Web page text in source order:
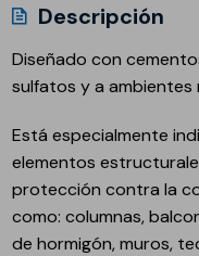
Descripción
Diseñado con
sulfatos y a ambientes
Está especialmente
elementos
protección contra la
como: columnas,
de hormigón, muros,